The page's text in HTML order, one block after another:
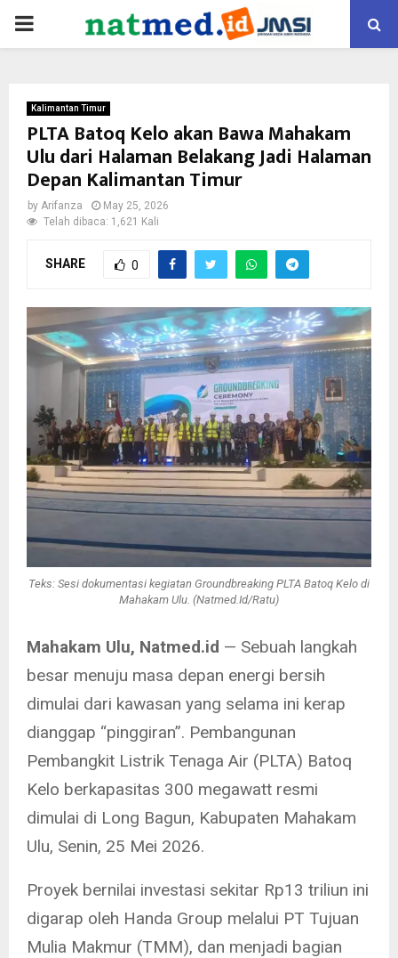
PRIMARY
Kalimantan Timur
PLTA Batoq Kelo akan Bawa Mahakam
Ulu dari Halaman Belakang Jadi Halaman
Depan Kalimantan Timur
by Arifanza
May 25, 2026
Telah dibaca: 1,621 Kali
SHARE 0
Teks: Sesi dokumentasi kegiatan Groundbreaking PLTA Batoq Kelo di
Mahakam Ulu. (Natmed.Id/Ratu)
Mahakam Ulu, Natmed.id — Sebuah langkah
besar menuju masa depan energi bersih
dimulai dari kawasan yang selama ini kerap
dianggap “pinggiran”. Pembangunan
Pembangkit Listrik Tenaga Air (PLTA) Batoq
Kelo berkapasitas 300 megawatt resmi
dimulai di Long Bagun, Kabupaten Mahakam
Ulu, Senin, 25 Mei 2026.
Proyek bernilai investasi sekitar Rp13 triliun ini
digarap oleh Handa Group melalui PT Tujuan
Mulia Makmur (TMM), dan menjadi bagian